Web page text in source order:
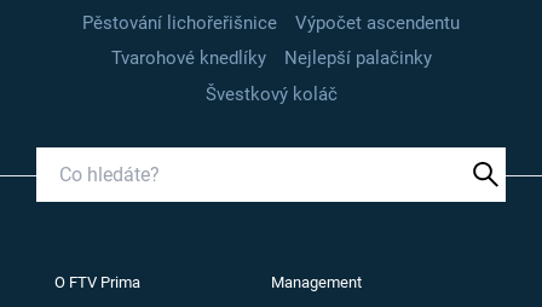
Pěstování lichořeřišnice
Výpočet ascendentu
Tvarohové knedlíky
Nejlepší palačinky
Švestkový koláč
O FTV Prima Management